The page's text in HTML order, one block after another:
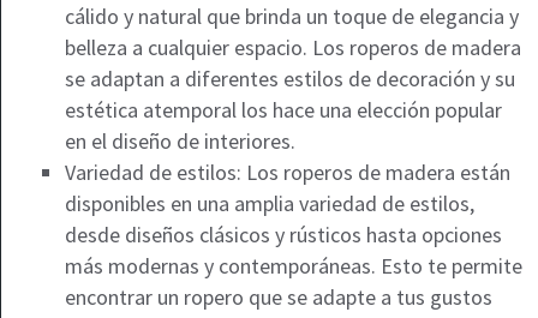
cálido y natural que brinda un toque de elegancia y
belleza a cualquier espacio. Los roperos de madera
se adaptan a diferentes estilos de decoración y su
estética atemporal los hace una elección popular
en el diseño de interiores.
Variedad de estilos: Los roperos de madera están
disponibles en una amplia variedad de estilos,
desde diseños clásicos y rústicos hasta opciones
más modernas y contemporáneas. Esto te permite
encontrar un ropero que se adapte a tus gustos